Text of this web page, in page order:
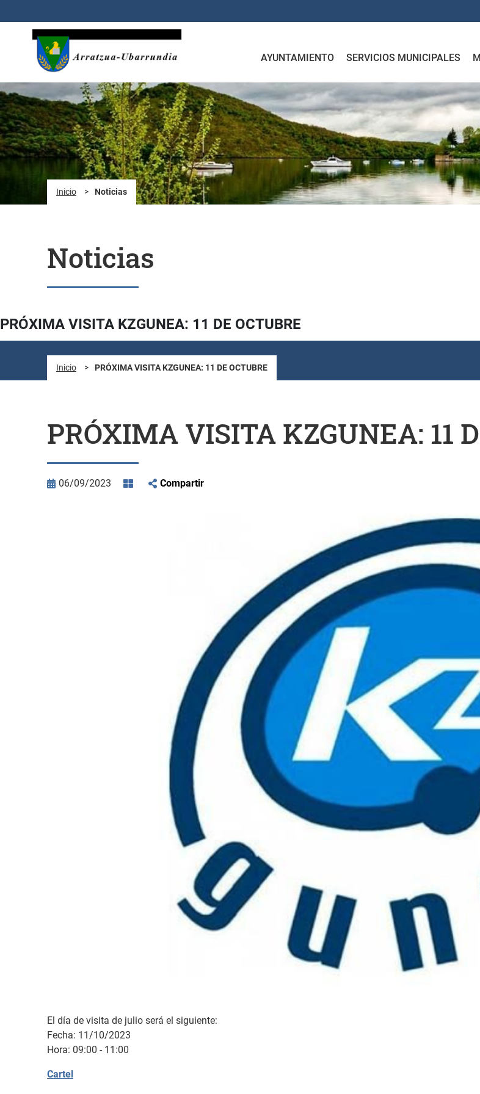
AYUNTAMIENTO SERVICIOS MUNICIPALES
Inicio > Noticias
Noticias
PRÓXIMA VISITA KZGUNEA: 11 DE OCTUBRE
Inicio > PRÓXIMA VISITA KZGUNEA: 11 DE OCTUBRE
PRÓXIMA VISITA KZGUNEA: 11
06/09/2023 Compartir
El día de visita de julio será el siguiente:
Fecha: 11/10/2023
Hora: 09:00 - 11:00
Cartel